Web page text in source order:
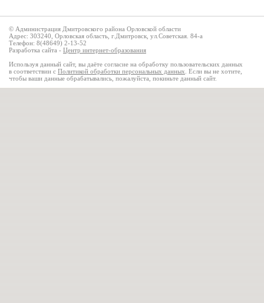
© Администрация Дмитровского района Орловской области
Адрес: 303240, Орловская область, г.Дмитровск, ул.Советская. 84-а
Телефон: 8(48649) 2-13-52
Разработка сайта - Центр интернет-образования
Используя данный сайт, вы даёте согласие на обработку пользовательских данных
в соответствии с Политикой обработки персональных данных . Если вы не хотите,
чтобы ваши данные обрабатывались, пожалуйста, покиньте данный сайт.